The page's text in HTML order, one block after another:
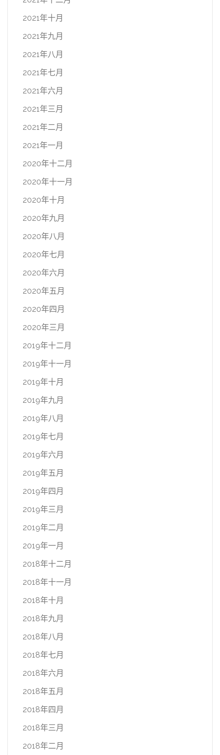
2021年十月
2021年九月
2021年八月
2021年七月
2021年六月
2021年三月
2021年二月
2021年一月
2020年十二月
2020年十一月
2020年十月
2020年九月
2020年八月
2020年七月
2020年六月
2020年五月
2020年四月
2020年三月
2019年十二月
2019年十一月
2019年十月
2019年九月
2019年八月
2019年七月
2019年六月
2019年五月
2019年四月
2019年三月
2019年二月
2019年一月
2018年十二月
2018年十一月
2018年十月
2018年九月
2018年八月
2018年七月
2018年六月
2018年五月
2018年四月
2018年三月
2018年二月